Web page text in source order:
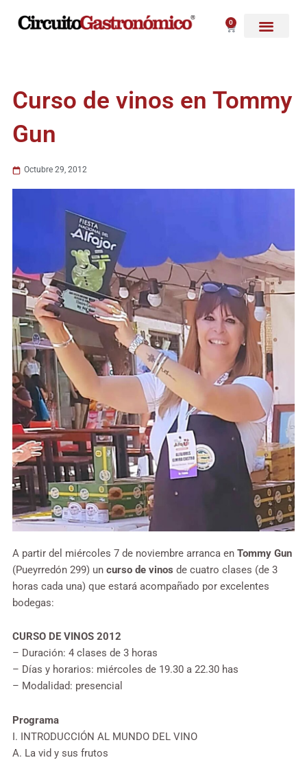
0
Carrito
Curso de vinos en Tommy
Gun
Octubre 29, 2012
A partir del miércoles 7 de noviembre arranca en Tommy Gun
(Pueyrredón 299) un curso de vinos de cuatro clases (de 3
horas cada una) que estará acompañado por excelentes
bodegas:
CURSO DE VINOS 2012
– Duración: 4 clases de 3 horas
– Días y horarios: miércoles de 19.30 a 22.30 has
– Modalidad: presencial
Programa
I. INTRODUCCIÓN AL MUNDO DEL VINO
A. La vid y sus frutos